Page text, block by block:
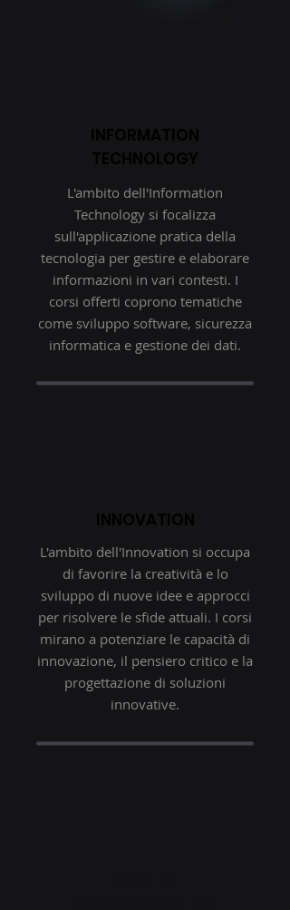
L'ambito dell'Information
Technology si focalizza
sull'applicazione pratica della
tecnologia per gestire e elaborare
informazioni in vari contesti. I
corsi offerti coprono tematiche
come sviluppo software, sicurezza
informatica e gestione dei dati.
L'ambito dell'Innovation si occupa
di favorire la creatività e lo
sviluppo di nuove idee e approcci
per risolvere le sfide attuali. I corsi
mirano a potenziare le capacità di
innovazione, il pensiero critico e la
progettazione di soluzioni
innovative.